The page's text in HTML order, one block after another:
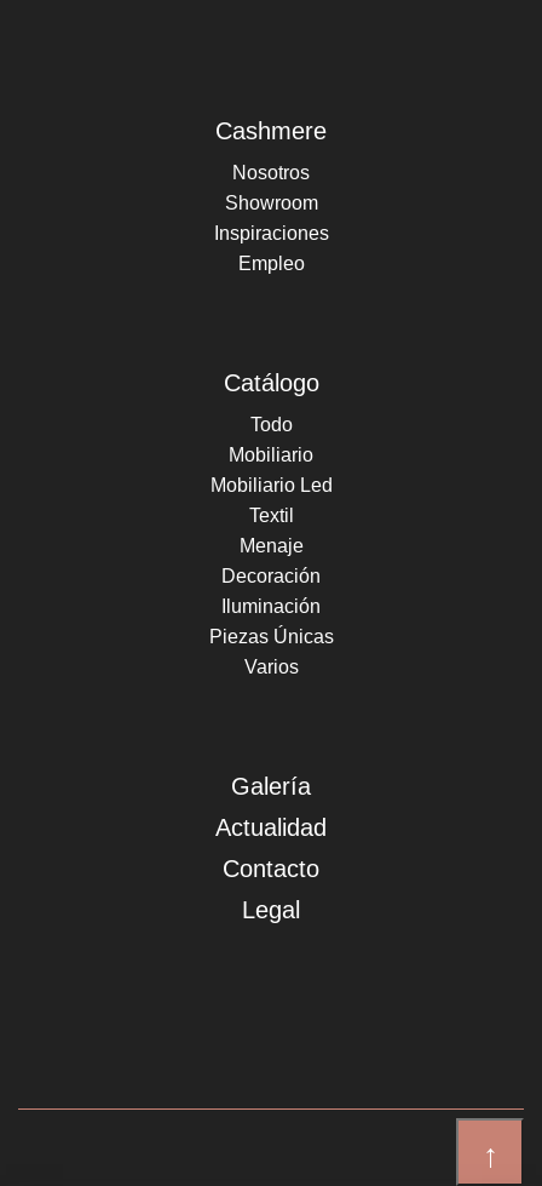
↑
Cashmere
Nosotros
Showroom
Inspiraciones
Empleo
Catálogo
Todo
Mobiliario
Mobiliario Led
Textil
Menaje
Decoración
Iluminación
Piezas Únicas
Varios
Galería
Actualidad
Contacto
Legal